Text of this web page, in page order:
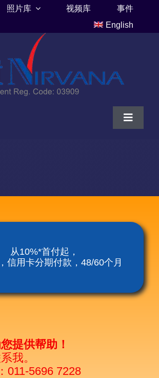
照片库 视频库
事件
English
Toggle
从10%*首付起，
信用卡分期付款，48/60个月
提供帮助！
我。
011-5696 7228